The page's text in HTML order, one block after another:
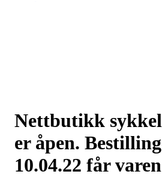
Nettbutikk
er åpen.
10.04.22 får